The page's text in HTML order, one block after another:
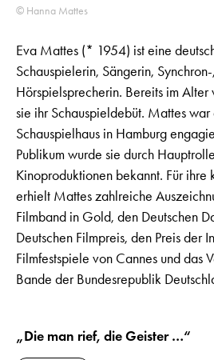
© Hanna Mattes
Eva Mattes (* 1954) ist eine
Schauspielerin, Sängerin,
Hörspielsprecherin. Bereits im
sie ihr Schauspieldebüt. Mattes war
Schauspielhaus in Hamburg
Publikum wurde sie durch
Kinoproduktionen bekannt. Für ihre
erhielt Mattes zahlreiche
Filmband in Gold, den Deutschen
Deutschen Filmpreis, den Preis der
Filmfestspiele von Cannes und das
Bande der Bundesrepublik
„Die man rief, die Geister …“